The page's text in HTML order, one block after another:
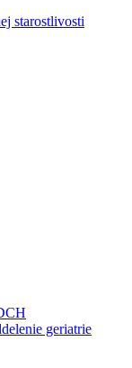
starostlivosti
geriatrie